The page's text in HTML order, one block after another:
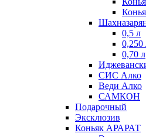
0,5 л
0,250
0,70 л
СИС Алко
Веди Алко
САМКОН
Подарочный
Эксклюзив
Коньяк АРАРАТ